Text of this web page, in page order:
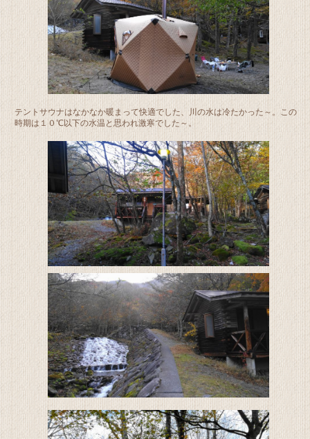
テントサウナはなかなか暖まって快適でした、川の水は冷たかった～。この
時期は１０℃以下の水温と思われ激寒でした～。